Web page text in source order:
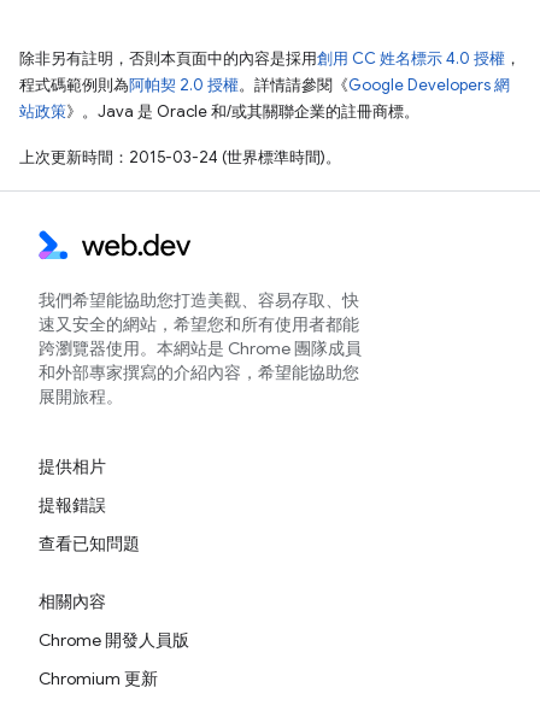
除非另有註明，否則本頁面中的內容是採用創用 CC 姓名標示 4.0 授權 ，
程式碼範例則為阿帕契 2.0 授權。詳情請參閱《Google Developers 網
站政策》。Java 是 Oracle 和/或其關聯企業的註冊商標。
上次更新時間：2015-03-24 (世界標準時間)。
我們希望能協助您打造美觀、容易存取、快
速又安全的網站，希望您和所有使用者都能
跨瀏覽器使用。本網站是 Chrome 團隊成員
和外部專家撰寫的介紹內容，希望能協助您
展開旅程。
提供相片
提報錯誤
查看已知問題
相關內容
Chrome 開發人員版
Chromium 更新